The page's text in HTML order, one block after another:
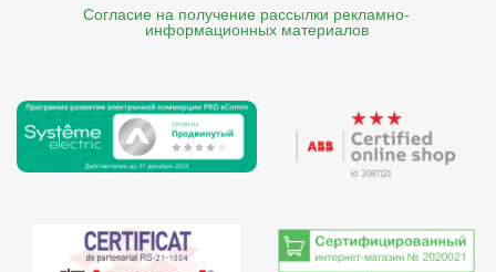
Согласие на получение рассылки рекламно-
    информационных материалов